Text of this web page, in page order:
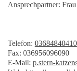
Ansprechpartner:
Telefon:
Fax: 036956096090
E-Mail: p.stern-